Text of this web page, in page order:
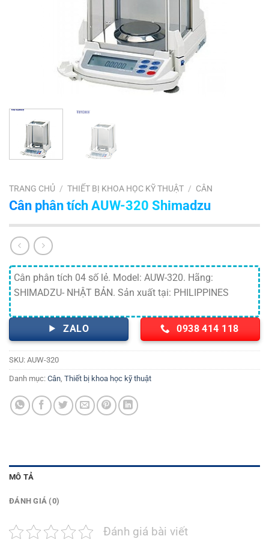
TRANG CHỦ / THIẾT BỊ KHOA HỌC KỸ THUẬT / CÂN
Cân phân tích AUW-320 Shimadzu
Cân phân tích 04 số lẻ. Model: AUW-320. Hãng:
SHIMADZU- NHẬT BẢN. Sản xuất tại: PHILIPPINES
ZALO 0938 414 118
SKU: AUW-320
Danh mục: Cân, Thiết bị khoa học kỹ thuật
MÔ TẢ
ĐÁNH GIÁ (0)
Đánh giá bài viết